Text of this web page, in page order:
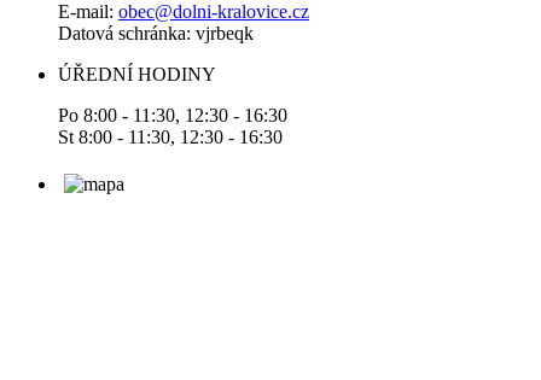
E-mail: obec@dolni-kralovice.cz
Datová schránka: vjrbeqk
ÚŘEDNÍ HODINY
Po 8:00 - 11:30, 12:30 - 16:30
St 8:00 - 11:30, 12:30 - 16:30